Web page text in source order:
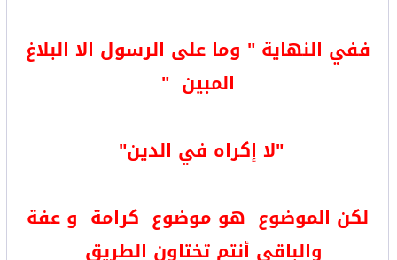
ففي النهاية " وما على الرسول الا البلاغ
المبين "
"لا إكراه في الدين"
لكن الموضوع هو موضوع كرامة و عفة
والباقي أنتم تختاون الطريق